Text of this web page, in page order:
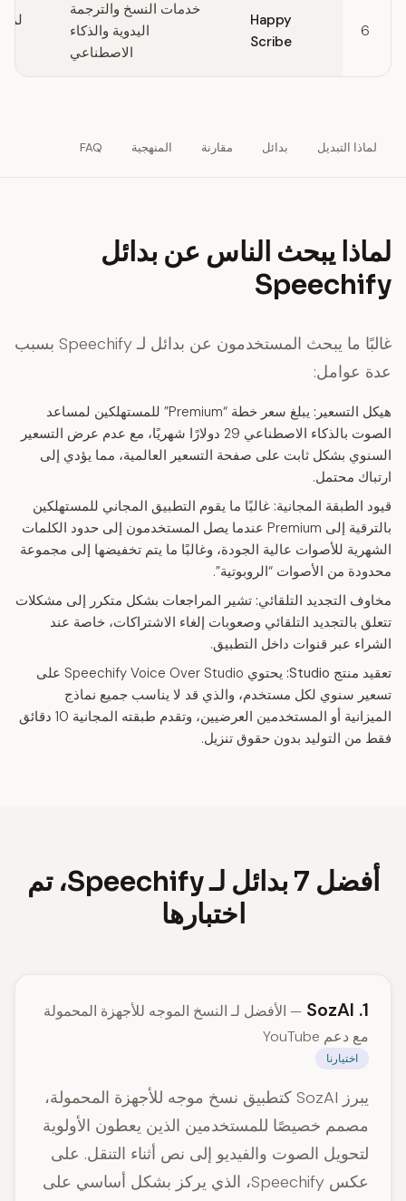
6
Happy
Scribe
خدمات النسخ والترجمة
اليدوية والذكاء
الاصطناعي
لم
لماذا التبديل بدائل مقارنة المنهجية FAQ
لماذا يبحث الناس عن بدائل
Speechify
غالبًا ما يبحث المستخدمون عن بدائل لـ Speechify بسبب
عدة عوامل:
هيكل التسعير:
يبلغ سعر خطة “Premium” للمستهلكين لمساعد
الصوت بالذكاء الاصطناعي 29 دولارًا شهريًا، مع عدم عرض التسعير
السنوي بشكل ثابت على صفحة التسعير العالمية، مما يؤدي إلى
ارتباك محتمل.
قيود الطبقة المجانية: غالبًا ما يقوم التطبيق المجاني للمستهلكين
بالترقية إلى Premium عندما يصل المستخدمون إلى حدود الكلمات
الشهرية للأصوات عالية الجودة، وغالبًا ما يتم تخفيضها إلى مجموعة
محدودة من الأصوات “الروبوتية”.
مخاوف التجديد التلقائي: تشير المراجعات بشكل متكرر إلى مشكلات
تتعلق بالتجديد التلقائي وصعوبات إلغاء الاشتراكات، خاصة عند
الشراء عبر قنوات داخل التطبيق.
تعقيد منتج Studio:
يحتوي Speechify Voice Over Studio على
تسعير سنوي لكل مستخدم، والذي قد لا يناسب جميع نماذج
الميزانية أو المستخدمين العرضيين، وتقدم طبقته المجانية 10 دقائق
فقط من التوليد بدون حقوق تنزيل.
أفضل 7 بدائل لـ Speechify، تم
اختبارها
1. SozAI
— الأفضل لـ النسخ الموجه للأجهزة المحمولة
مع دعم YouTube
اختيارنا
يبرز SozAI كتطبيق نسخ موجه للأجهزة المحمولة،
مصمم خصيصًا للمستخدمين الذين يعطون الأولوية
لتحويل الصوت والفيديو إلى نص أثناء التنقل. على
عكس Speechify، الذي يركز بشكل أساسي على